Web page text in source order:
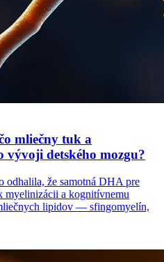
mliečny tuk a
vývoji detského mozgu?
odhalila, že samotná DHA pre
a kognitívnemu
lipidov — sfingomyelín,